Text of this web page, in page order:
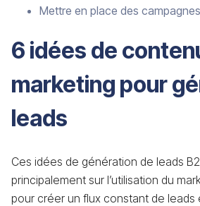
Mettre en place des
6 idées de
marketing pour
leads
Ces idées de génération de leads
principalement sur l’utilisation du
pour créer un flux constant de leads